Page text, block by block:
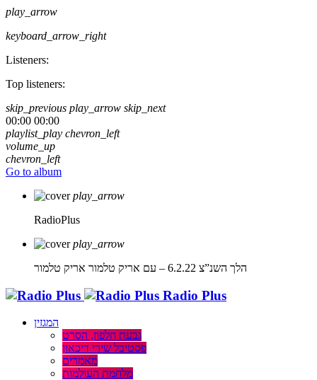
play_arrow
keyboard_arrow_right
Listeners:
Top listeners:
skip_previous play_arrow skip_next
00:00 00:00
playlist_play chevron_left
volume_up
chevron_left
Go to album
play_arrow
RadioPlus
play_arrow
הלך השנ”צ 6.2.22 – עם אריק טלמור
אריק טלמור
Radio Plus
המגזין
גבעת חלפון, הסרט
פסטיבל שירי דיכאון
מאמרים
מלחמת העולמות